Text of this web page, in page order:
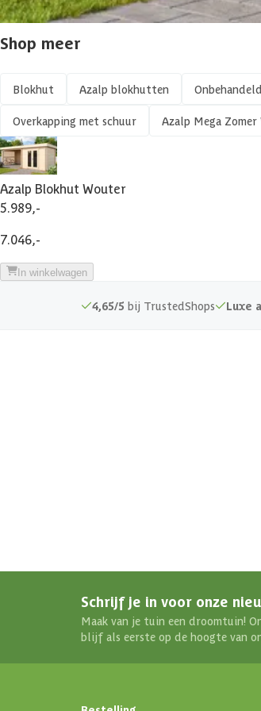
Houtsoort
Kleur
Levertijd
Aantal staanders
Azalp artikelcode
EAN-code
Vloer
Gespiegeld te monteren
Impregneren mogelijk
Isolatieglas
Kant en klaar geverfd mogelijk
Veranda
Afmetingen deur
Shop meer
Blokhut Azalp blokhutten
Overkapping met schuur Azalp Mega Zomer
Azalp Blokhut Wouter
5.989,-
7.046,-
In winkelwagen
4,65/5 bij TrustedShops Luxe
Schrijf je in voor onze
Maak van je tuin een droomtuin!
blijf als eerste op de hoogte van